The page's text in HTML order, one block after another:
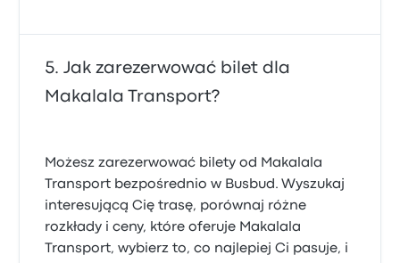
Jak zarezerwować bilet dla
Makalala Transport?
Możesz zarezerwować bilety od Makalala
Transport bezpośrednio w Busbud. Wyszukaj
interesującą Cię trasę, porównaj różne
rozkłady i ceny, które oferuje Makalala
Transport, wybierz to, co najlepiej Ci pasuje, i